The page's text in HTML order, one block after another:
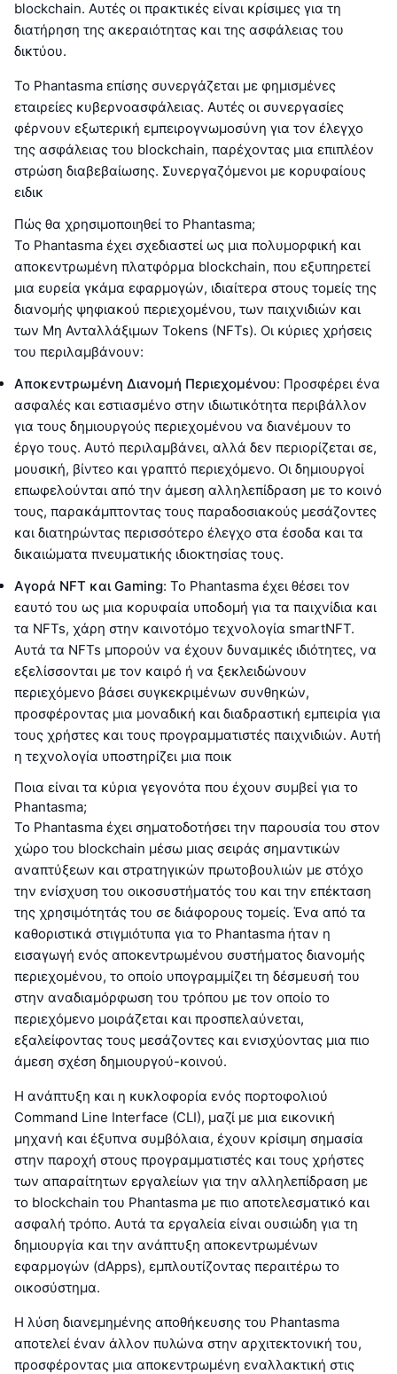
blockchain. Αυτές οι πρακτικές είναι κρίσιμες για τη
διατήρηση της ακεραιότητας και της ασφάλειας του
δικτύου.
Το Phantasma επίσης συνεργάζεται με φημισμένες
εταιρείες κυβερνοασφάλειας. Αυτές οι συνεργασίες
φέρνουν εξωτερική εμπειρογνωμοσύνη για τον έλεγχο
της ασφάλειας του blockchain, παρέχοντας μια επιπλέον
στρώση διαβεβαίωσης. Συνεργαζόμενοι με κορυφαίους
ειδικ
Πώς θα χρησιμοποιηθεί το Phantasma;
Το Phantasma έχει σχεδιαστεί ως μια πολυμορφική και
αποκεντρωμένη πλατφόρμα blockchain, που εξυπηρετεί
μια ευρεία γκάμα εφαρμογών, ιδιαίτερα στους τομείς της
διανομής ψηφιακού περιεχομένου, των παιχνιδιών και
των Μη Ανταλλάξιμων Tokens (NFTs). Οι κύριες χρήσεις
του περιλαμβάνουν:
Αποκεντρωμένη Διανομή Περιεχομένου: Προσφέρει ένα
ασφαλές και εστιασμένο στην ιδιωτικότητα περιβάλλον
για τους δημιουργούς περιεχομένου να διανέμουν το
έργο τους. Αυτό περιλαμβάνει, αλλά δεν περιορίζεται σε,
μουσική, βίντεο και γραπτό περιεχόμενο. Οι δημιουργοί
επωφελούνται από την άμεση αλληλεπίδραση με το κοινό
τους, παρακάμπτοντας τους παραδοσιακούς μεσάζοντες
και διατηρώντας περισσότερο έλεγχο στα έσοδα και τα
δικαιώματα πνευματικής ιδιοκτησίας τους.
Αγορά NFT και Gaming: Το Phantasma έχει θέσει τον
εαυτό του ως μια κορυφαία υποδομή για τα παιχνίδια και
τα NFTs, χάρη στην καινοτόμο τεχνολογία smartNFT.
Αυτά τα NFTs μπορούν να έχουν δυναμικές ιδιότητες, να
εξελίσσονται με τον καιρό ή να ξεκλειδώνουν
περιεχόμενο βάσει συγκεκριμένων συνθηκών,
προσφέροντας μια μοναδική και διαδραστική εμπειρία για
τους χρήστες και τους προγραμματιστές παιχνιδιών. Αυτή
η τεχνολογία υποστηρίζει μια ποικ
Ποια είναι τα κύρια γεγονότα που έχουν συμβεί για το
Phantasma;
Το Phantasma έχει σηματοδοτήσει την παρουσία του στον
χώρο του blockchain μέσω μιας σειράς σημαντικών
αναπτύξεων και στρατηγικών πρωτοβουλιών με στόχο
την ενίσχυση του οικοσυστήματός του και την επέκταση
της χρησιμότητάς του σε διάφορους τομείς. Ένα από τα
καθοριστικά στιγμιότυπα για το Phantasma ήταν η
εισαγωγή ενός αποκεντρωμένου συστήματος διανομής
περιεχομένου, το οποίο υπογραμμίζει τη δέσμευσή του
στην αναδιαμόρφωση του τρόπου με τον οποίο το
περιεχόμενο μοιράζεται και προσπελαύνεται,
εξαλείφοντας τους μεσάζοντες και ενισχύοντας μια πιο
άμεση σχέση δημιουργού-κοινού.
Η ανάπτυξη και η κυκλοφορία ενός πορτοφολιού
Command Line Interface (CLI), μαζί με μια εικονική
μηχανή και έξυπνα συμβόλαια, έχουν κρίσιμη σημασία
στην παροχή στους προγραμματιστές και τους χρήστες
των απαραίτητων εργαλείων για την αλληλεπίδραση με
το blockchain του Phantasma με πιο αποτελεσματικό και
ασφαλή τρόπο. Αυτά τα εργαλεία είναι ουσιώδη για τη
δημιουργία και την ανάπτυξη αποκεντρωμένων
εφαρμογών (dApps), εμπλουτίζοντας περαιτέρω το
οικοσύστημα.
Η λύση διανεμημένης αποθήκευσης του Phantasma
αποτελεί έναν άλλον πυλώνα στην αρχιτεκτονική του,
προσφέροντας μια αποκεντρωμένη εναλλακτική στις